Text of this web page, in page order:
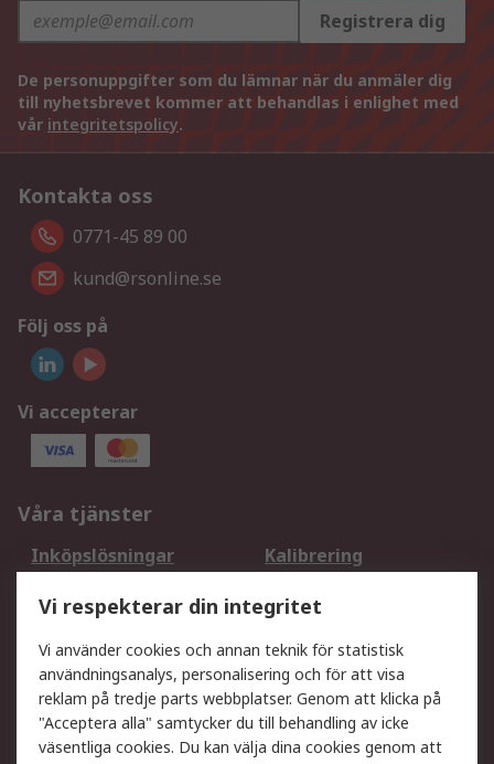
Registrera dig
De personuppgifter som du lämnar när du anmäler dig
till nyhetsbrevet kommer att behandlas i enlighet med
vår integritetspolicy.
Kontakta oss
0771-45 89 00
kund@rsonline.se
Följ oss på
Vi accepterar
Våra tjänster
Inköpslösningar
Kalibrering
DesignSpark
Teknisk Support
Ditt lokala säljteam
Exportlösningar
Support
Få hjälp Retur av varor
Vi respekterar din integritet
Vi använder cookies och annan teknik för statistisk
användningsanalys, personalisering och för att visa
reklam på tredje parts webbplatser. Genom att klicka på
"Acceptera alla" samtycker du till behandling av icke
väsentliga cookies. Du kan välja dina cookies genom att